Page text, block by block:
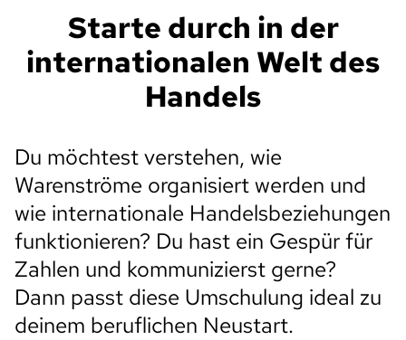
Starte durch in der
internationalen Welt des
Handels
Du möchtest verstehen, wie
Warenströme organisiert werden und
wie internationale Handelsbeziehungen
funktionieren? Du hast ein Gespür für
Zahlen und kommunizierst gerne?
Dann passt diese Umschulung ideal zu
deinem beruflichen Neustart.